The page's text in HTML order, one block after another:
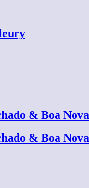
& Boa Nova
& Boa Nova